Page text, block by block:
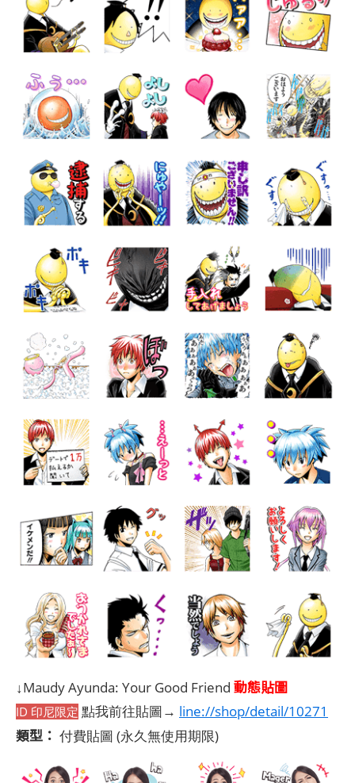
↓Maudy Ayunda: Your Good Friend 動態貼圖
ID 印尼限定 點我前往貼圖→ line://shop/detail/10271
類型： 付費貼圖 (永久無使用期限)